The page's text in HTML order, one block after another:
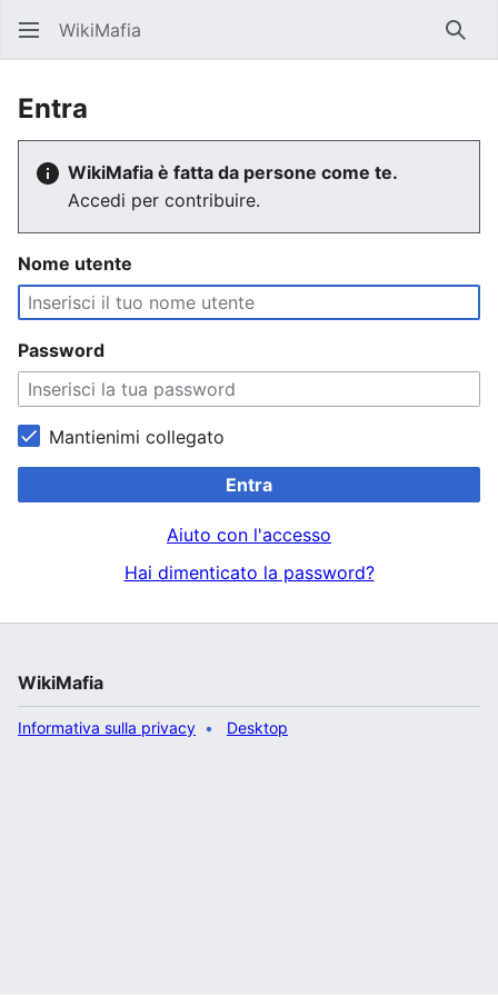
WikiMafia
Entra
WikiMafia è fatta da persone come te.
Accedi per contribuire.
Nome utente
Password
Mantienimi collegato
Entra
Aiuto con l'accesso
Hai dimenticato la password?
WikiMafia
Informativa sulla privacy Desktop